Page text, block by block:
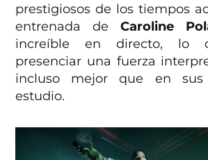
prestigiosos de los tiempos
entrenada de Caroline
increíble en directo, lo
presenciar una fuerza
incluso mejor que en
estudio.